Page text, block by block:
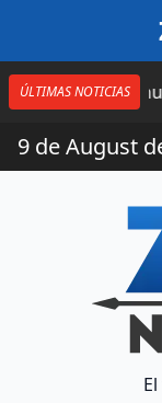
ÚLTIMAS NOTICIAS
cuatro nuevas
9 de August